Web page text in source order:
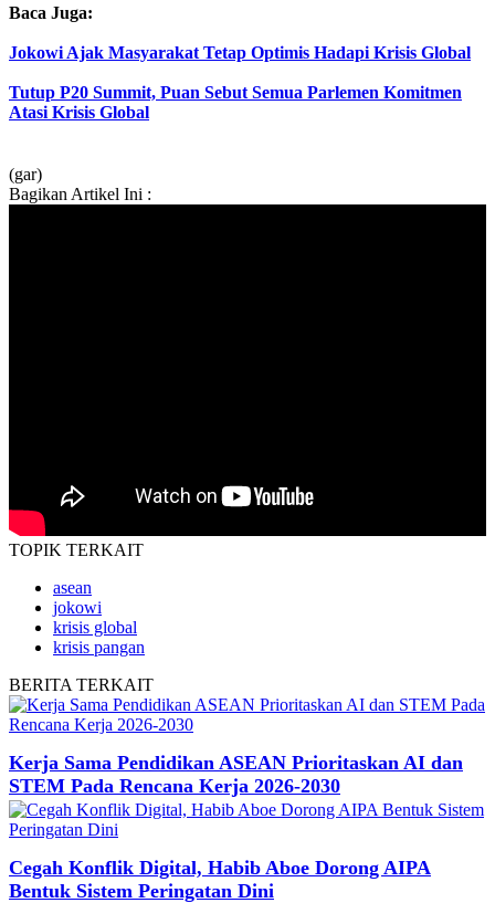
Baca Juga:
Jokowi Ajak Masyarakat Tetap Optimis Hadapi Krisis Global
Tutup P20 Summit, Puan Sebut Semua Parlemen Komitmen
Atasi Krisis Global
(gar)
Bagikan Artikel Ini :
TOPIK TERKAIT
asean
jokowi
krisis global
krisis pangan
BERITA TERKAIT
Kerja Sama Pendidikan ASEAN Prioritaskan AI dan
STEM Pada Rencana Kerja 2026-2030
Cegah Konflik Digital, Habib Aboe Dorong AIPA
Bentuk Sistem Peringatan Dini